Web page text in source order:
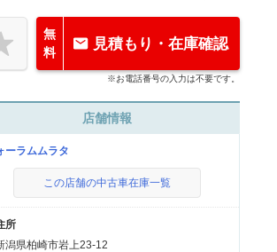
無
料
見積もり・在庫確認
※お電話番号の入力は不要です。
店舗情報
ーラムムラタ
この店舗の中古車在庫一覧
所
潟県柏崎市岩上23-12